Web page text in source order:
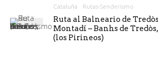
Cataluña Rutas-Senderismo
Ruta al Balneario de
Montadí – Banhs de
(los Pirineos)